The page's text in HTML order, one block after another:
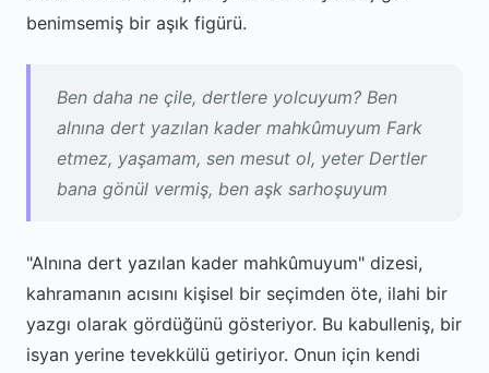
benimsemiş bir aşık figürü.
Ben daha ne çile, dertlere yolcuyum? Ben
alnına dert yazılan kader mahkûmuyum Fark
etmez, yaşamam, sen mesut ol, yeter Dertler
bana gönül vermiş, ben aşk sarhoşuyum
"Alnına dert yazılan kader mahkûmuyum" dizesi,
kahramanın acısını kişisel bir seçimden öte, ilahi bir
yazgı olarak gördüğünü gösteriyor. Bu kabulleniş, bir
isyan yerine tevekkülü getiriyor. Onun için kendi